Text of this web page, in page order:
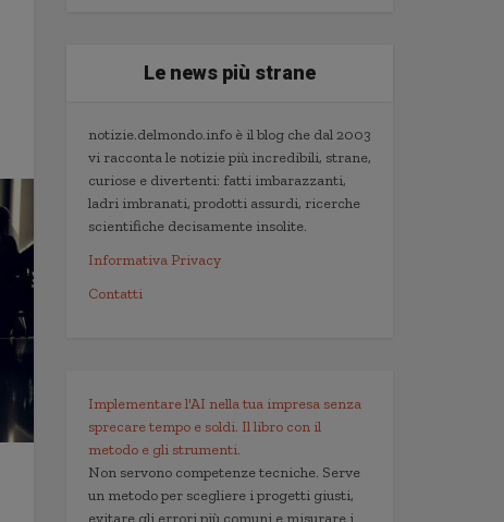
Le news più strane
notizie.delmondo.info è il blog che dal 2003
vi racconta le notizie più incredibili, strane,
curiose e divertenti: fatti imbarazzanti,
ladri imbranati, prodotti assurdi, ricerche
scientifiche decisamente insolite.
Informativa Privacy
Contatti
Implementare l'AI nella tua impresa senza
sprecare tempo e soldi. Il libro con il
metodo e gli strumenti.
Non servono competenze tecniche. Serve
un metodo per scegliere i progetti giusti,
evitare gli errori più comuni e misurare i